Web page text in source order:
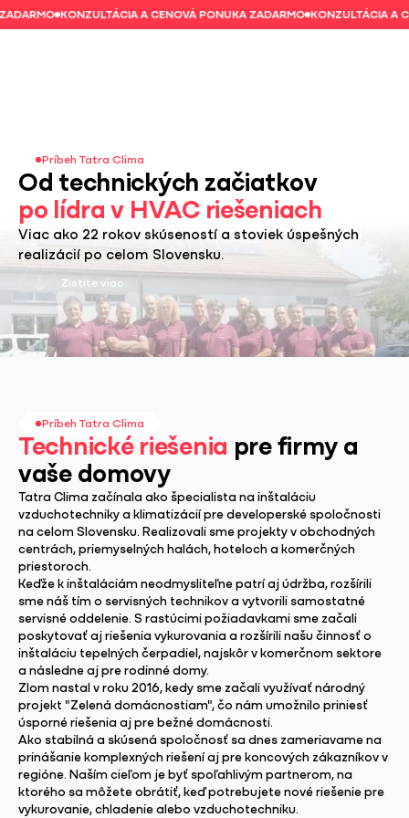
KONZULTÁCIA A CENOVÁ PONUKA ZADARMO KONZULTÁCIA A
Príbeh Tatra Clima
Od technických začiatkov
po lídra v HVAC riešeniach
Viac ako 22 rokov skúseností a stoviek úspešných
realizácií po celom Slovensku.
Zistite viac
Príbeh Tatra Clima
Technické riešenia pre firmy a
vaše domovy
Tatra Clima začínala ako špecialista na inštaláciu
vzduchotechniky a klimatizácií pre developerské spoločnosti
na celom Slovensku. Realizovali sme projekty v obchodných
centrách, priemyselných halách, hoteloch a komerčných
priestoroch.
Keďže k inštaláciám neodmysliteľne patrí aj údržba, rozšírili
sme náš tím o servisných technikov a vytvorili samostatné
servisné oddelenie. S rastúcimi požiadavkami sme začali
poskytovať aj riešenia vykurovania a rozšírili našu činnosť o
inštaláciu tepelných čerpadiel, najskôr v komerčnom sektore
a následne aj pre rodinné domy.
Zlom nastal v roku 2016, kedy sme začali využívať národný
projekt "Zelená domácnostiam", čo nám umožnilo priniesť
úsporné riešenia aj pre bežné domácnosti.
Ako stabilná a skúsená spoločnosť sa dnes zameriavame na
prinášanie komplexných riešení aj pre koncových zákazníkov v
regióne. Naším cieľom je byť spoľahlivým partnerom, na
ktorého sa môžete obrátiť, keď potrebujete nové riešenie pre
vykurovanie, chladenie alebo vzduchotechniku.